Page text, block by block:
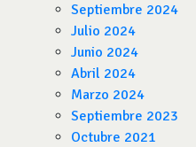
Septiembre 2024
Julio 2024
Junio 2024
Abril 2024
Marzo 2024
Septiembre 2023
Octubre 2021